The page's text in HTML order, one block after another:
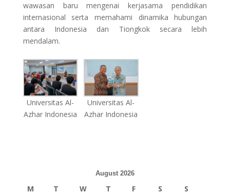
wawasan baru mengenai kerjasama pendidikan
internasional serta memahami dinamika hubungan
antara Indonesia dan Tiongkok secara lebih
mendalam.
Universitas Al-
Azhar Indonesia
Universitas Al-
Azhar Indonesia
August 2026
M T W T F S S